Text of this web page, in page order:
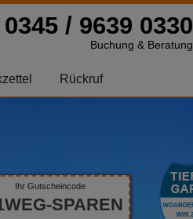
0345 / 9639 0330
Buchung & Beratung
Rückruf
Ihr Gutscheincode
SPAREN